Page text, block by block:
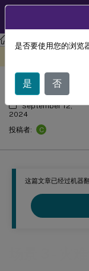
Profile
这篇文章已经过机器
场景 3 - 灾
September 12,
2024
投稿者:
C
是否要使用您的浏览
是 否